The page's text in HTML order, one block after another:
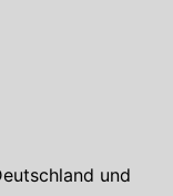
und